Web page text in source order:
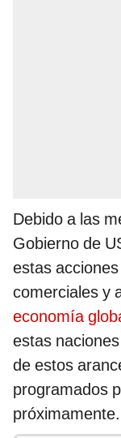
Debido a las
Gobierno de
estas
comerciales y
economía
estas
de estos
programados
próximamente.